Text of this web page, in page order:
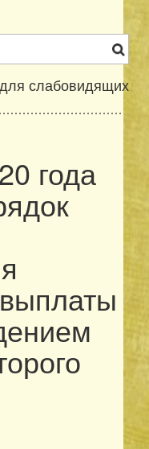
слабовидящих
года